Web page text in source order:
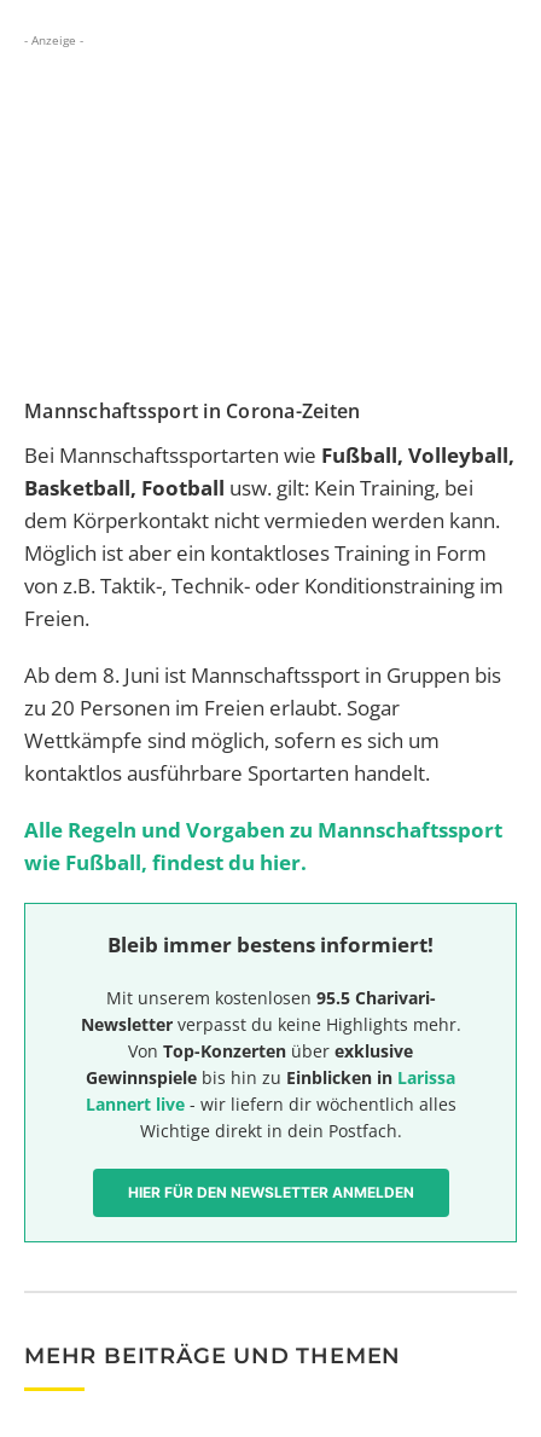
- Anzeige -
Mannschaftssport in Corona-Zeiten
Bei Mannschaftssportarten wie Fußball, Volleyball,
Basketball, Football usw. gilt: Kein Training, bei
dem Körperkontakt nicht vermieden werden kann.
Möglich ist aber ein kontaktloses Training in Form
von z.B. Taktik-, Technik- oder Konditionstraining im
Freien.
Ab dem 8. Juni ist Mannschaftssport in Gruppen bis
zu 20 Personen im Freien erlaubt. Sogar
Wettkämpfe sind möglich, sofern es sich um
kontaktlos ausführbare Sportarten handelt.
Alle Regeln und Vorgaben zu Mannschaftssport
wie Fußball, findest du hier.
Bleib immer bestens informiert!
Mit unserem kostenlosen 95.5 Charivari-
Newsletterverpasst du keine Highlights mehr.
Von Top-Konzerten über exklusive
Gewinnspiele bis hin zu Einblicken in Larissa
Lannert live- wir liefern dir wöchentlich alles
Wichtige direkt in dein Postfach.
HIER FÜR DEN NEWSLETTER ANMELDEN
MEHR BEITRÄGE UND THEMEN